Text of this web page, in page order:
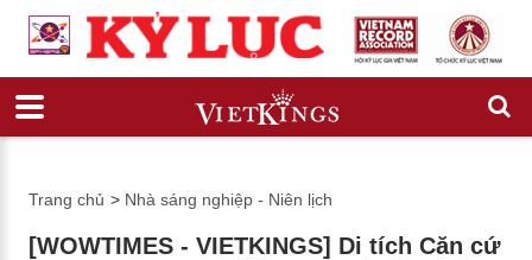
Trang chủ > Nhà sáng nghiệp - Niên lịch
[WOWTIMES - VIETKINGS] Di tích Căn cứ